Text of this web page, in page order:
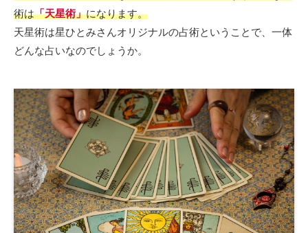
術は「天星術」になります。
天星術は星ひとみさんオリジナルの占術ということで、一体
どんな占いなのでしょうか。